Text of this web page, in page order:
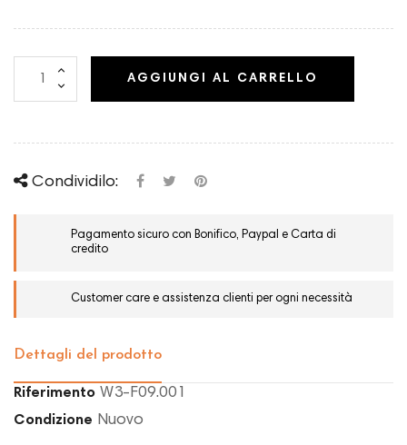
AGGIUNGI AL CARRELLO
Condividilo:
Pagamento sicuro con Bonifico, Paypal e Carta di
credito
Customer care e assistenza clienti per ogni necessità
Dettagli del prodotto
Riferimento W3-F09.001
Condizione Nuovo